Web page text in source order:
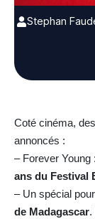
Stephan
Coté cinéma,
annoncés :
– Forever
ans du Festival
– Un spécial
de Madagascar.